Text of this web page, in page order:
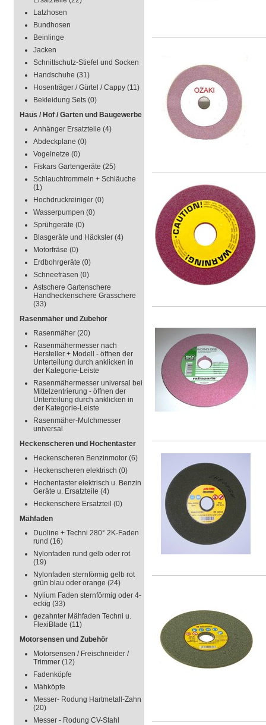
Latzhosen
Bundhosen
Beinlinge
Jacken
Schnittschutz-Stiefel und Socken
Handschuhe (31)
Hosenträger / Gürtel / Cappy (11)
Bekleidung Sets (0)
Haus / Hof / Garten und Baugewerbe
Anhänger Ersatzteile (4)
Abdeckplane (0)
Vogelnetze (0)
Fiskars Gartengeräte (25)
Schlauchtrommeln + Schläuche
(1)
Hochdruckreiniger (0)
Wasserpumpen (0)
Sprühgeräte (0)
Blasgeräte und Häcksler (4)
Motorfräse (0)
Erdbohrgeräte (0)
Schneefräsen (0)
Astschere Gartenschere
Handheckenschere Grasschere
(33)
Rasenmäher und Zubehör
Rasenmäher (20)
Rasenmähermesser nach
Hersteller + Modell - öffnen der
Unterteilung durch anklicken in
der Kategorie-Leiste
Rasenmähermesser universal bei
Mittelzentrierung - öffnen der
Unterteilung durch anklicken in
der Kategorie-Leiste
Rasenmäher-Mulchmesser
universal
Heckenscheren und Hochentaster
Heckenscheren Benzinmotor (6)
Heckenscheren elektrisch (0)
Hochentaster elektrisch u. Benzin
Geräte u. Ersatzteile (4)
Heckenschere Ersatzteil (0)
Mähfaden
Duoline + Techni 280° 2K-Faden
rund (16)
Nylonfaden rund gelb oder rot
(19)
Nylonfaden sternförmig gelb rot
grün blau oder orange (24)
Nylium Faden sternförmig oder 4-
eckig (33)
gezahnter Mähfaden Techni u.
FlexiBlade (11)
Motorsensen und Zubehör
Motorsensen / Freischneider /
Trimmer (12)
Fadenköpfe
Mähköpfe
Messer- Rodung Hartmetall-Zahn
(20)
Messer - Rodung CV-Stahl